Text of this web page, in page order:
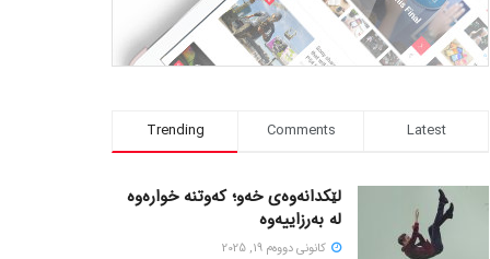
Trending Comments Latest
لێکدانەوەی خەو؛ کەوتنە خوارەوە
لە بەرزاییەوە
كانونی دووه‌م 19, 2025